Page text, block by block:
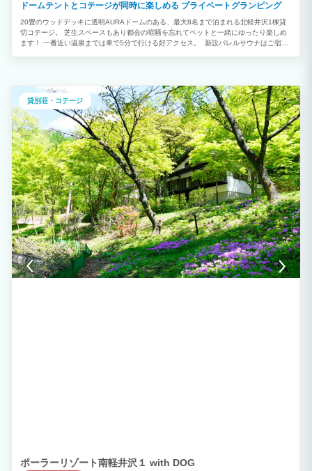
ドームテントとコテージが同時に楽しめる プライベートグランピング
20畳のウッドデッキに透明AURAドームのある、最大8名まで泊まれる北軽井沢1棟貸
切コテージ。 芝生スペースもあり都会の喧騒を忘れてペットと一緒にゆったり楽しめ
ます！ 一番近い温泉までは車で5分で行ける好アクセス。 新設バレルサウナはご宿泊
スポット「浅間牧場」が徒歩6分と近隣です。 風光明媚な牧場ロケーションと搾りたて
の牛乳やソフトクリームが人気。 牧場周辺にはオシャレなカフェや飲食店が複数ある
他、 浅間牧場前にはバス停があり、軽井沢内の観光スポット巡りにも便利な立地で
す。
貸別荘・コテージ
ポーラーリゾート南軽井沢１ with DOG